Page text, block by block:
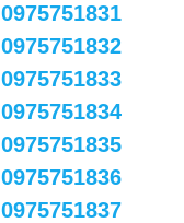
0975751831
0975751832
0975751833
0975751834
0975751835
0975751836
0975751837